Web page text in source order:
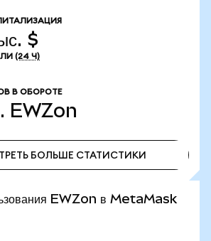
$
(24 Ч)
В ОБОРОТЕ
EWZon
БОЛЬШЕ СТАТИСТИКИ
EWZon в MetaMask